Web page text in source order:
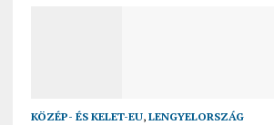
KÖZÉP- ÉS KELET-EU, LENGYELORSZÁG